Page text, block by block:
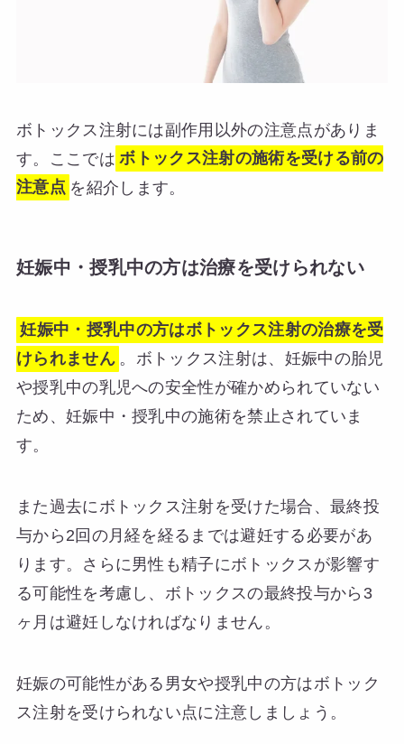
ボトックス注射には副作用以外の注意点がありま
す。ここでは ボトックス注射の施術を受ける前の
注意点 を紹介します。
妊娠中・授乳中の方は治療を受けられない
妊娠中・授乳中の方はボトックス注射の治療を受
けられません 。ボトックス注射は、妊娠中の胎児
や授乳中の乳児への安全性が確かめられていない
ため、妊娠中・授乳中の施術を禁止されていま
す。
また過去にボトックス注射を受けた場合、最終投
与から2回の月経を経るまでは避妊する必要があ
ります。さらに男性も精子にボトックスが影響す
る可能性を考慮し、ボトックスの最終投与から3
ヶ月は避妊しなければなりません。
妊娠の可能性がある男女や授乳中の方はボトック
ス注射を受けられない点に注意しましょう。